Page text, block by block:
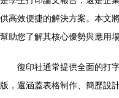
供高效便捷的解決方案。本文
幫助您了解其核心優勢與應用場
復印社通常提供全面的打
版，還涵蓋表格制作、簡歷設